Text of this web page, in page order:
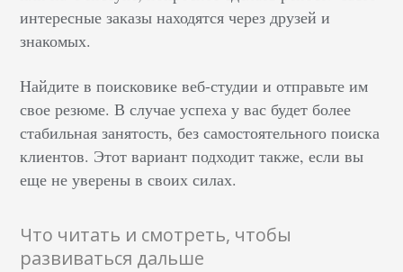
интересные заказы находятся через друзей и
знакомых.
Найдите в поисковике веб-студии и отправьте им
свое резюме. В случае успеха у вас будет более
стабильная занятость, без самостоятельного поиска
клиентов. Этот вариант подходит также, если вы
еще не уверены в своих силах.
Что читать и смотреть, чтобы
развиваться дальше